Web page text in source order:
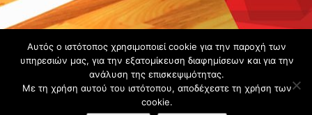
Copyright ©
2020 -
Gsperamatosermis.gr
All rights
Αυτός ο ιστότοπος χρησιμοποιεί cookie για την παροχή των
υπηρεσιών μας, για την εξατομίκευση διαφημίσεων και για την
ανάλυση της επισκεψιμότητας.
Με τη χρήση αυτού του ιστότοπου, αποδέχεστε τη χρήση των
cookie.